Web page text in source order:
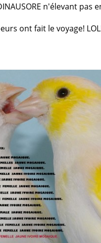
n'élevant pas
ont fait le voyage!